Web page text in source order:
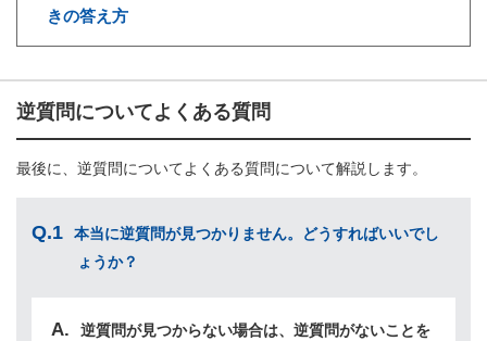
きの答え方
逆質問についてよくある質問
最後に、逆質問についてよくある質問について解説します。
Q.1
本当に逆質問が見つかりません。どうすればいいでし
ょうか？
逆質問が見つからない場合は、逆質問がないことを